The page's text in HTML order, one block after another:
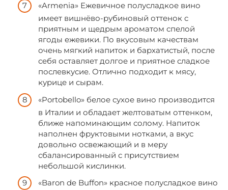
«Armenia» Ежевичное полусладкое вино
имеет вишнёво-рубиновый оттенок с
приятным и щедрым ароматом спелой
ягоды ежевики. По вкусовым качествам
очень мягкий напиток и бархатистый, после
себя оставляет долгое и приятное сладкое
послевкусие. Отлично подходит к мясу,
курице и сырам.
«Portobello» белое сухое вино производится
в Италии и обладает желтоватым оттенком,
ближе напоминающим солому. Напиток
наполнен фруктовыми нотками, а вкус
довольно освежающий и в меру
сбалансированный с присутствием
небольшой кислинки.
«Baron de Buffon» красное полусладкое вино